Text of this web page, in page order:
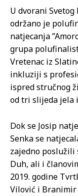
U dvorani
održano je
natjecanja
grupa
Vretenac iz
inkluziji s
ispred stručnog
od tri slijeda jela
Dok se Josip
Senka se
zajedno poslužili
Duh, ali i
2019. godine
Vilović i Branimir